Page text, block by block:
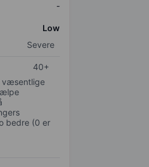
-
Low
Severe
40+
væsentlige
bedre (0 er